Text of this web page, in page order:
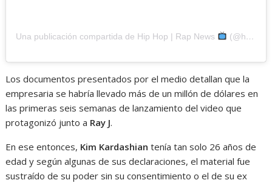
Una publicación compartida de Hip Hop | Rap News (@hiphop.updatez)
Los documentos presentados por el medio detallan que la
empresaria se habría llevado más de un millón de dólares en
las primeras seis semanas de lanzamiento del video que
protagonizó junto a Ray J.
En ese entonces, Kim Kardashian tenía tan solo 26 años de
edad y según algunas de sus declaraciones, el material fue
sustraído de su poder sin su consentimiento o el de su ex